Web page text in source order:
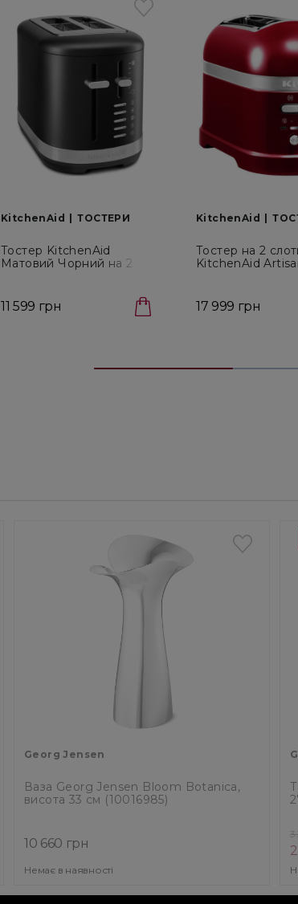
KitchenAid ТОСТЕРИ
Тостер KitchenAid
Матовий Чорний на 2
11 599 грн
KitchenAid
Тостер на 2
KitchenAid
17 999 грн
Georg Jensen
Ваза Georg Jensen Bloom Botanica,
висота 33 см (10016985)
10 660 грн
Немає в наявності
3